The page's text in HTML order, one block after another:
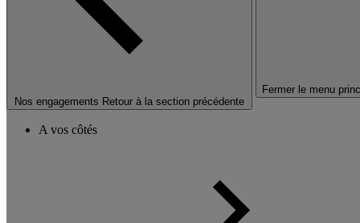
Nos engagements Retour à la section précédente
Fermer le menu
A vos côtés